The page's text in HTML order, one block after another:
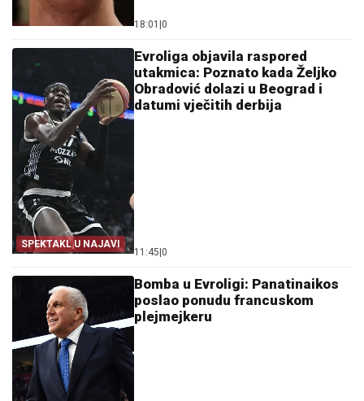
18:01 0
SPEKTAKL U NAJAVI
Evroliga objavila raspored
utakmica: Poznato kada Željko
Obradović dolazi u Beograd i
datumi vječitih derbija
11:45 0
Bomba u Evroligi: Panatinaikos
poslao ponudu francuskom
plejmejkeru